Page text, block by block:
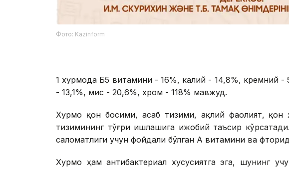
Фото: Kazinform
1 хурмода Б5 витамини - 16%, калий - 14,8%, кремний -
- 13,1%, мис - 20,6%, хром - 118% мавжуд.
Хурмо қон босими, асаб тизими, ақлий фаолият,
тизимининг тўғри ишлашига ижобий таъсир
саломатлиги учун фойдали бўлган А витамини ва
Хурмо ҳам антибактериал хусусиятга эга, шунинг